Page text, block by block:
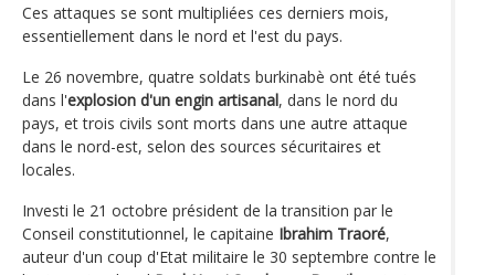
Ces attaques se sont multipliées ces derniers mois,
essentiellement dans le nord et l'est du pays.
Le 26 novembre, quatre soldats burkinabè ont été tués
dans l'explosion d'un engin artisanal, dans le nord du
pays, et trois civils sont morts dans une autre attaque
dans le nord-est, selon des sources sécuritaires et
locales.
Investi le 21 octobre président de la transition par le
Conseil constitutionnel, le capitaine Ibrahim Traoré,
auteur d'un coup d'Etat militaire le 30 septembre contre le